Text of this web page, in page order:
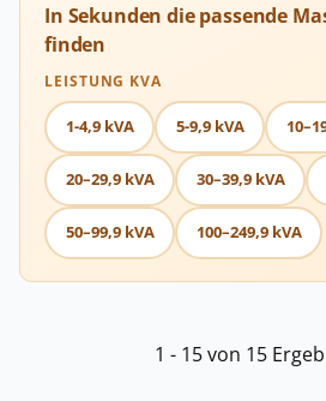
In Sekunden die passende
finden
LEISTUNG KVA
1-4,9 kVA 5-9,9 kVA
20–29,9 kVA 30–39,9 kVA
50–99,9 kVA 100–249,9 kVA
1 - 15 von 15